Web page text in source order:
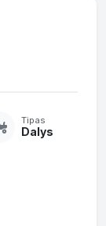
Tipas
Dalys